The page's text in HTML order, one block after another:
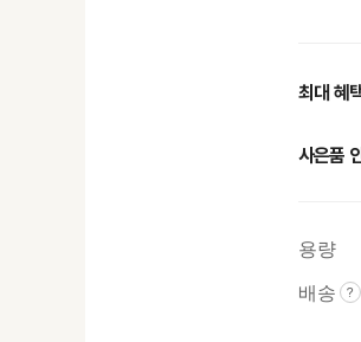
최대 혜
사은품
용량
배송 ?